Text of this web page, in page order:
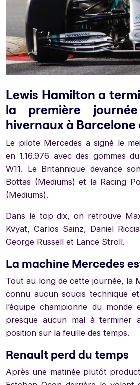
Lewis Hamilton a
la première
hivernaux à Barcelone
Le pilote Mercedes a signé le
en 1.16.976 avec des gommes
W11. Le Britannique devance
Bottas (Mediums) et la Racing
(Mediums).
Dans le top dix, on retrouve
Kvyat, Carlos Sainz, Daniel
George Russell et Lance Stroll.
La machine Mercedes
Tout au long de cette journée, la
connu aucun soucis technique
l’équipe championne du monde
presque aucun mal à terminer
position sur la feuille des temps.
Renault perd du temps
Après une matinée plutôt